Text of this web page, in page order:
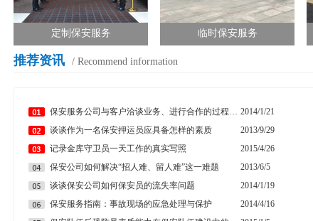
定制保安服务 临时保安服务
推荐资讯 / Recommend information
保安服务公司与客户洽谈业务、进行合作的过程中遇到的常见问题及妥善处理方法 2014/1/21
谈谈作为一名保安押运员应具备怎样的素质
2013/9/29
记录金库守卫员一天工作的真实写照
2015/4/26
保安公司如何解决“招人难、留人难”这一难题
2013/6/5
谈谈保安公司如何保安员的流失率问题
2014/1/19
保安服务指南：事故现场的应急处理与保护
2014/4/16